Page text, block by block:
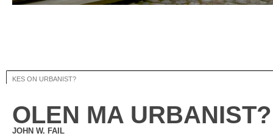
KES ON URBANIST?
OLEN MA URBANIST?
JOHN W. FAIL